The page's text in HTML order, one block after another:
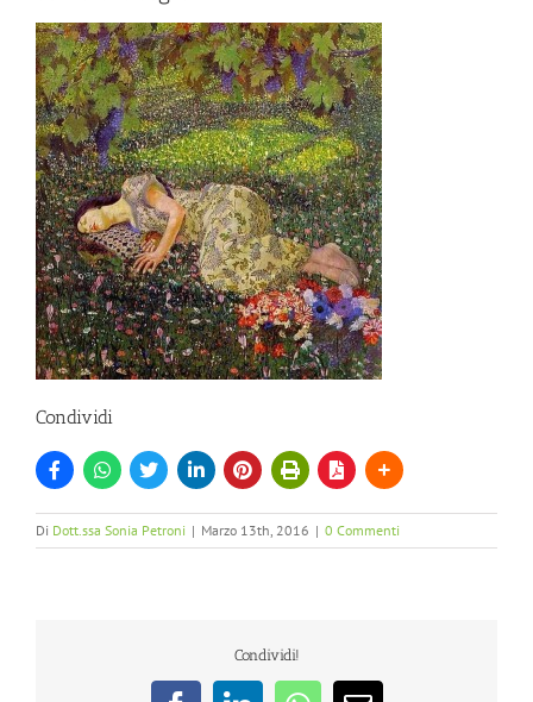
Condividi
Di Dott.ssa Sonia Petroni | Marzo 13th, 2016 | 0 Commenti
Condividi!